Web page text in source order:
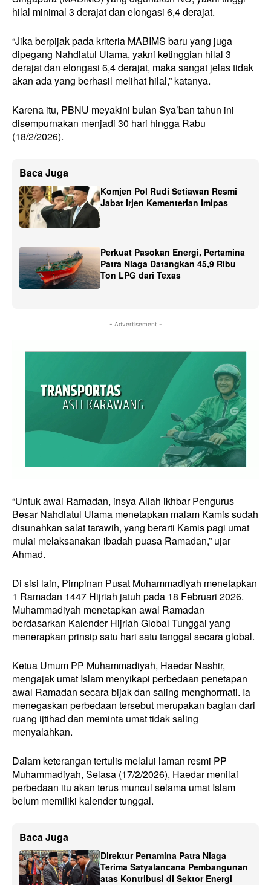
hilal minimal 3 derajat dan elongasi 6,4 derajat.
“Jika berpijak pada kriteria MABIMS baru yang juga
dipegang Nahdlatul Ulama, yakni ketinggian hilal 3
derajat dan elongasi 6,4 derajat, maka sangat jelas tidak
akan ada yang berhasil melihat hilal,” katanya.
Karena itu, PBNU meyakini bulan Sya’ban tahun ini
disempurnakan menjadi 30 hari hingga Rabu
(18/2/2026).
Baca Juga
Komjen Pol Rudi Setiawan Resmi
Jabat Irjen Kementerian Imipas
Perkuat Pasokan Energi, Pertamina
Patra Niaga Datangkan 45,9 Ribu
Ton LPG dari Texas
- Advertisement -
“Untuk awal Ramadan, insya Allah ikhbar Pengurus
Besar Nahdlatul Ulama menetapkan malam Kamis sudah
disunahkan salat tarawih, yang berarti Kamis pagi umat
mulai melaksanakan ibadah puasa Ramadan,” ujar
Ahmad.
Di sisi lain, Pimpinan Pusat Muhammadiyah menetapkan
1 Ramadan 1447 Hijriah jatuh pada 18 Februari 2026.
Muhammadiyah menetapkan awal Ramadan
berdasarkan Kalender Hijriah Global Tunggal yang
menerapkan prinsip satu hari satu tanggal secara global.
Ketua Umum PP Muhammadiyah, Haedar Nashir,
mengajak umat Islam menyikapi perbedaan penetapan
awal Ramadan secara bijak dan saling menghormati. Ia
menegaskan perbedaan tersebut merupakan bagian dari
ruang ijtihad dan meminta umat tidak saling
menyalahkan.
Dalam keterangan tertulis melalui laman resmi PP
Muhammadiyah, Selasa (17/2/2026), Haedar menilai
perbedaan itu akan terus muncul selama umat Islam
belum memiliki kalender tunggal.
Baca Juga
Direktur Pertamina Patra Niaga
Terima Satyalancana Pembangunan
atas Kontribusi di Sektor Energi